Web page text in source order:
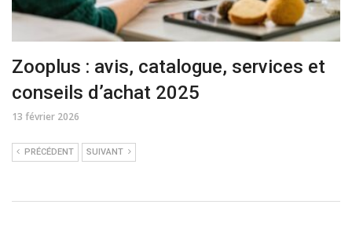
Zooplus : avis, catalogue, services et
conseils d’achat 2025
13 février 2026
PRÉCÉDENT SUIVANT